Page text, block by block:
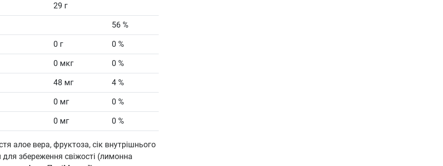
29 г
56 %
0 г 0 %
0 мкг 0 %
48 мг 4 %
0 мг 0 %
0 мг 0 %
алое вера, фруктоза, сік внутрішнього
збереження свіжості (лимонна